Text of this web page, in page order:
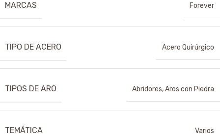
MARCAS Forever
TIPO DE ACERO Acero Quirúrgico
TIPOS DE ARO Abridores,Aros con Piedra
TEMÁTICA Varios